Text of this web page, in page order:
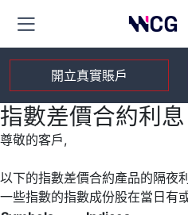
開立真實賬戶
指數差價合約利
尊敬的客戶,
以下的指數差價合約產品的隔夜
一些指數的指數成份股在當日有